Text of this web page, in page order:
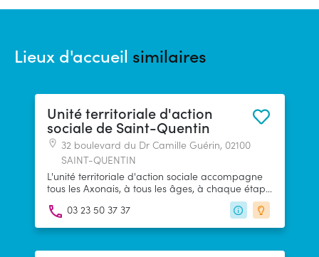
Lieux d'accueil similaires
Unité territoriale d'action
sociale de Saint-Quentin
32 boulevard du Dr Camille Guérin, 02100
SAINT-QUENTIN
L'unité territoriale d'action sociale accompagne
tous les Axonais, à tous les âges, à chaque étape
personne, protection de l’enfance, insertion
sociale et professionnelle, accompagnement des
d’autonomie…
03 23 50 37 37